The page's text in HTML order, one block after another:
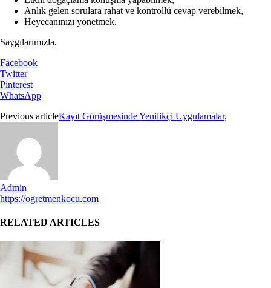
Anlık gelen sorulara rahat ve kontrollü cevap verebilmek,
Heyecanınızı yönetmek.
Saygılarımızla.
Facebook
Twitter
Pinterest
WhatsApp
Previous articleKayıt Görüşmesinde Yenilikçi Uygulamalar,
Admin
https://ogretmenkocu.com
RELATED ARTICLES